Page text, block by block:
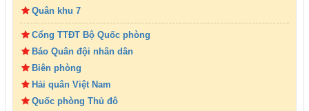
Quân khu 7
Cổng TTĐT Bộ Quốc phòng
Báo Quân đội nhân dân
Biên phòng
Hải quân Việt Nam
Quốc phòng Thủ đô